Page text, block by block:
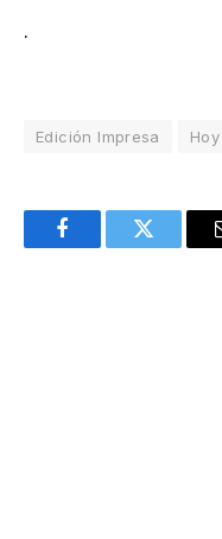
.
Edición Impresa Hoy
FacebookTwitter